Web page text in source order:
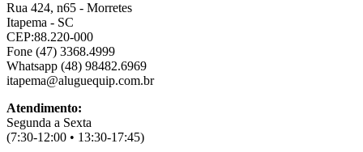
Rua 424, n65 - Morretes
Itapema - SC
CEP:88.220-000
Fone (47) 3368.4999
Whatsapp (48) 98482.6969
itapema@aluguequip.com.br
Atendimento:
Segunda a Sexta
(7:30-12:00 • 13:30-17:45)